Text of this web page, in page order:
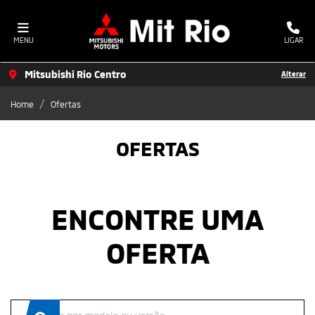
MENU LIGAR
Mitsubishi Rio Centro Alterar
Home Ofertas
OFERTAS
ENCONTRE UMA
OFERTA